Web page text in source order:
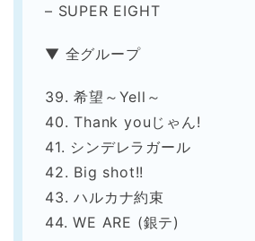
– SUPER EIGHT
▼ 全グループ
39. 希望～Yell～
40. Thank youじゃん!
41. シンデレラガール
42. Big shot!!
43. ハルカナ約束
44. WE ARE (銀テ)